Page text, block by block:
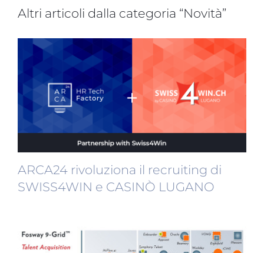
Altri articoli dalla categoria “Novità”
ARCA24 rivoluziona il recruiting di
SWISS4WIN e CASINÒ LUGANO